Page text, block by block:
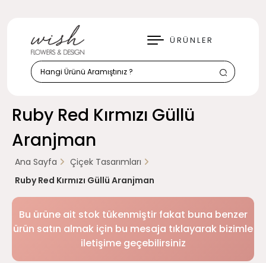
ÜRÜNLER
KAPAT
Ruby Red Kırmızı Güllü
Aranjman
Ana Sayfa
Çiçek Tasarımları
Ruby Red Kırmızı Güllü Aranjman
Bu ürüne ait stok tükenmiştir fakat buna benzer
ürün satın almak için bu mesaja tıklayarak bizimle
iletişime geçebilirsiniz